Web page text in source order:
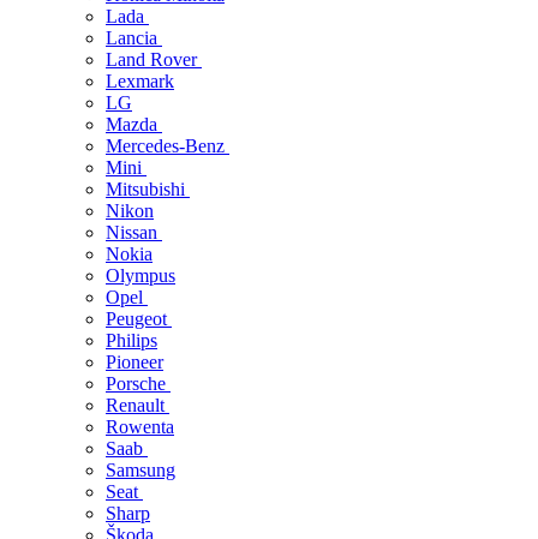
Lada
Lancia
Land Rover
Lexmark
LG
Mazda
Mercedes-Benz
Mini
Mitsubishi
Nikon
Nissan
Nokia
Olympus
Opel
Peugeot
Philips
Pioneer
Porsche
Renault
Rowenta
Saab
Samsung
Seat
Sharp